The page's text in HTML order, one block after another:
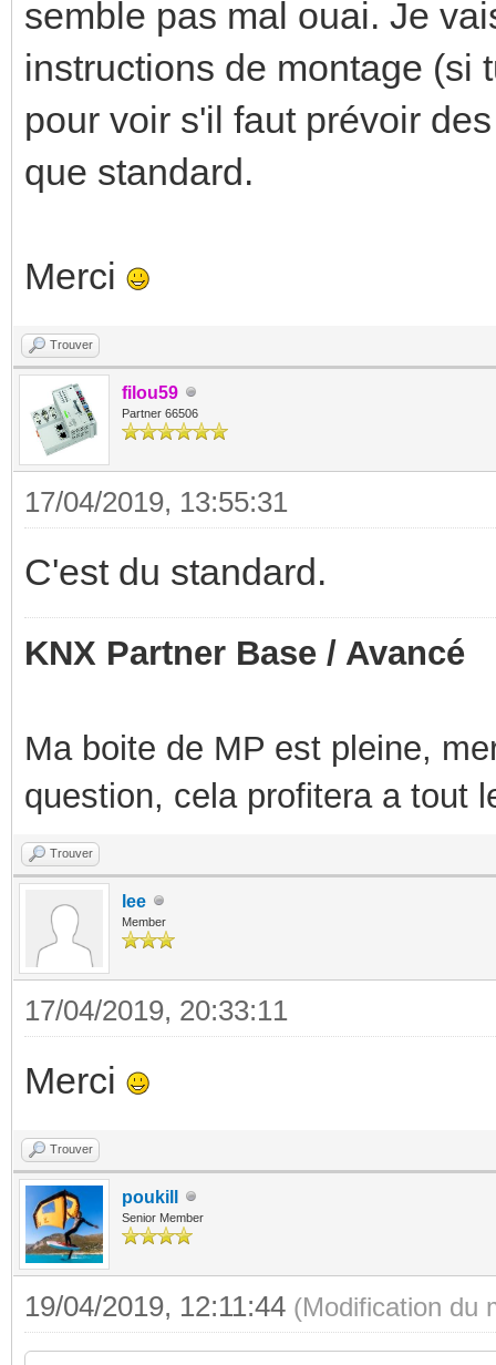
semble pas mal ouai. Je
instructions de montage (si
pour voir s'il faut prévoir
que standard.
Merci
Trouver
filou59
Partner 66506
17/04/2019, 13:55:31
C'est du standard.
KNX Partner Base / Avancé
Ma boite de MP est pleine,
question, cela profitera a tout
Trouver
lee
Member
17/04/2019, 20:33:11
Merci
Trouver
poukill
Senior Member
19/04/2019, 12:11:44 (Modification du